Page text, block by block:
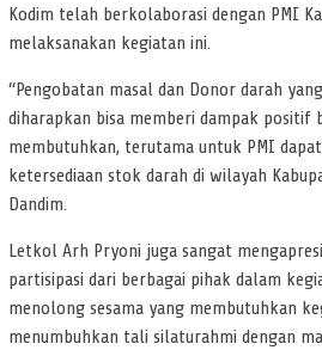
Kodim telah berkolaborasi dengan PMI
melaksanakan kegiatan ini.
“Pengobatan masal dan Donor darah
diharapkan bisa memberi dampak positif
membutuhkan, terutama untuk PMI
ketersediaan stok darah di wilayah
Dandim.
Letkol Arh Pryoni juga sangat
partisipasi dari berbagai pihak dalam
menolong sesama yang membutuhkan
menumbuhkan tali silaturahmi dengan